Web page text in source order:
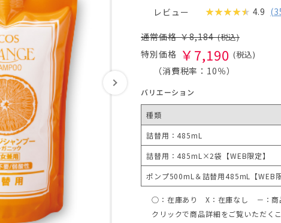
レビュー 4.9 (
￥8,184
￥7,190
（消費税率： 10％）
バリエーション
種類
詰替用：485mL
詰替用：485mL×2袋【WEB限定】
ポンプ500mL＆詰替用485mL【WEB限
○：在庫あり X：在庫なし －：商
クリックで商品詳細をご覧いただく